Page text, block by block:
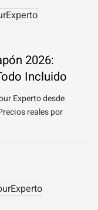
2026:
Incluido
Experto desde
reales por